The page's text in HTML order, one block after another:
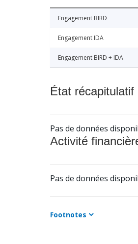
Engagement BIRD
Engagement IDA
Engagement BIRD + IDA
État
Pas de données
Activité
Pas de données
Footnotes